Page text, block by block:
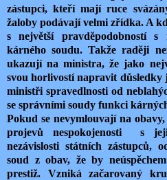
zástupci, kteří mají ruce
žaloby podávají velmi zřídka. A
s největší pravděpodobností
kárného soudu. Takže raději
ukazují na ministra, že jako
svou horlivostí napravit důsledky
ministři spravedlnosti od
se správními soudy funkci
Pokud se nevymlouvají na
projevů nespokojenosti s
nezávislosti státních zástupců,
soud z obav, že by
prestiž. Vzniká začarovaný